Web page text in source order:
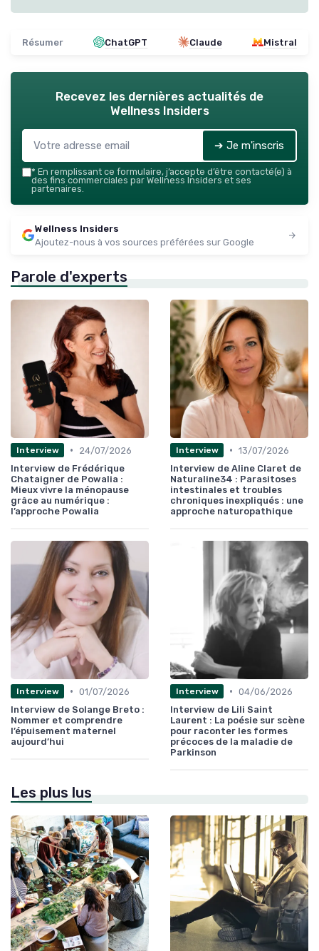
Résumer ChatGPT Claude Mistral
Recevez les dernières actualités de
Wellness Insiders
➔ Je m'inscris
* En remplissant ce formulaire, j’accepte d’être contacté(e) à
des fins commerciales par Wellness Insiders et ses
partenaires.
Wellness Insiders
Ajoutez-nous à vos sources préférées sur Google
Parole d'experts
Interview •
24/07/2026
Interview de Frédérique
Chataigner de Powalia :
Mieux vivre la ménopause
grâce au numérique :
l’approche Powalia
Interview • 13/07/2026
Interview de Aline Claret de
Naturaline34 : Parasitoses
intestinales et troubles
chroniques inexpliqués : une
approche naturopathique
Interview • 01/07/2026
Interview de Solange Breto :
Nommer et comprendre
l’épuisement maternel
aujourd’hui
Interview • 04/06/2026
Interview de Lili Saint
Laurent : La poésie sur scène
pour raconter les formes
précoces de la maladie de
Parkinson
Les plus lus